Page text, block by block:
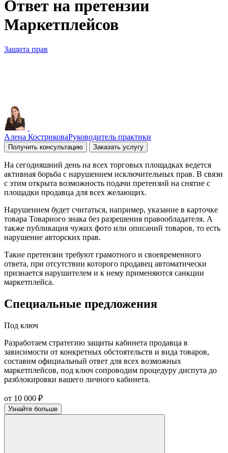
Ответ на претензии
Маркетплейсов
Защита прав
Алена КостриковаРуководитель практики
Получить консультацию Заказать услугу
На сегодняшний день на всех торговых площадках ведется
активная борьба с нарушением исключительных прав. В связи
с этим открыта возможность подачи претензий на снятие с
площадки продавца для всех желающих.
Нарушением будет считаться, например, указание в карточке
товара Товарного знака без разрешения правообладателя. А
также публикация чужих фото или описаний товаров, то есть
нарушение авторских прав.
Такие претензии требуют грамотного и своевременного
ответа, при отсутствии которого продавец автоматически
признается нарушителем и к нему применяются санкции
маркетплейса.
Специальные предложения
Под ключ
Разработаем стратегию защиты кабинета продавца в
зависимости от конкретных обстоятельств и вида товаров,
составим официальный ответ для всех возможных
маркетплейсов, под ключ сопроводим процедуру диспута до
разблокировки вашего личного кабинета.
от 10 000 ₽
Узнайте больше